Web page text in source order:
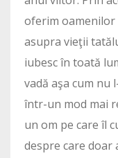
oferim oamenilor
asupra vieţii
iubesc în toată
vadă aşa cum nu
într-un mod mai
un om pe care îl
despre care doar